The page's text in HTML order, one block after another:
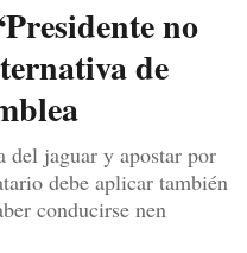
no
de
del jaguar y apostar por
debe aplicar también
conducirse nen